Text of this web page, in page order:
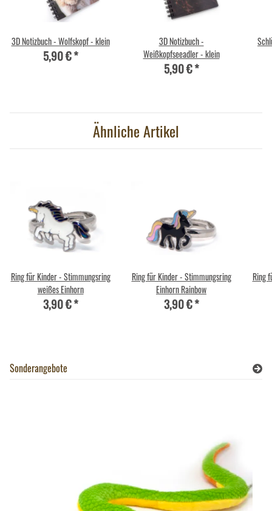
3D Notizbuch - Wolfskopf - klein
5,90 €*
3D Notizbuch -
Weißkopfseeadler - klein
5,90 €*
Ähnliche Artikel
Ring für Kinder - Stimmungsring
weißes Einhorn
3,90 €*
Ring für Kinder - Stimmungsring
Einhorn Rainbow
3,90 €*
Ring
Sonderangebote